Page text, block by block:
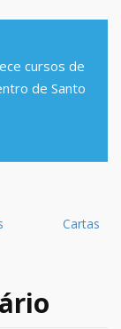
cursos de
de Santo
Cartas